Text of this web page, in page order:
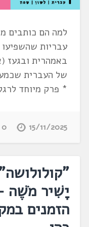
למה הם כותבים
עבריות שהשפיעו
באמהרית ובגעז
של העברית
* פרק מיוחד
15/11/2025
0
יָשִׁיר מֹשֶׁה
הזמנים